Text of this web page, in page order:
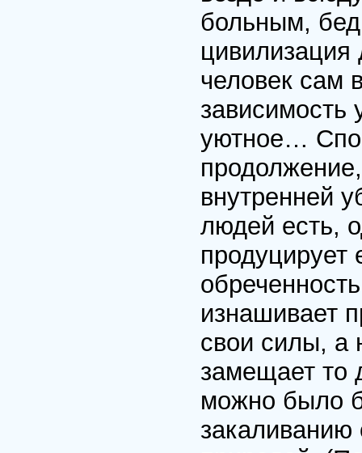
больным,
человек сам
зависимость
уютное…
внутренней
людей есть,
изнашивает
свои силы, а
замещает то
можно было
закаливанию